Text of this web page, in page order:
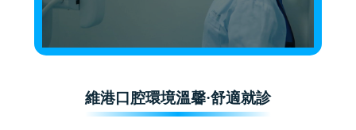
維港口腔環境溫馨·舒適就診